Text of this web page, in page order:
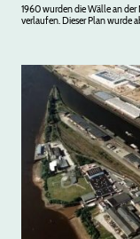
1960 wurden die Wälle an
verlaufen. Dieser Plan wurde